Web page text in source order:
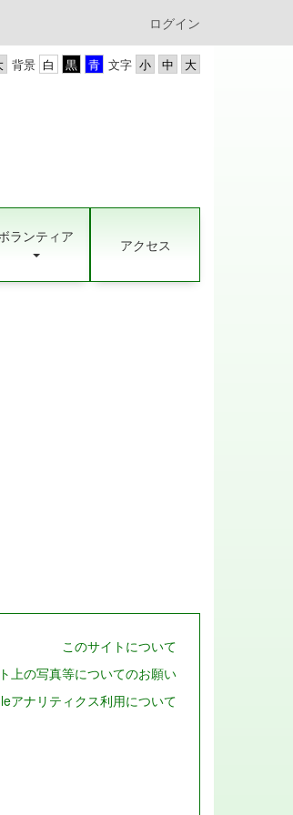
ログイン
文字
背景
ランティア アクセス
このサイトについて
上の写真等についてのお願い
アナリティクス利用について